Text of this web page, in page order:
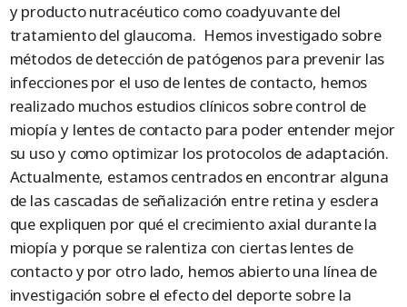
y producto nutracéutico como coadyuvante del
tratamiento del glaucoma. Hemos investigado sobre
métodos de detección de patógenos para prevenir las
infecciones por el uso de lentes de contacto, hemos
realizado muchos estudios clínicos sobre control de
miopía y lentes de contacto para poder entender mejor
su uso y como optimizar los protocolos de adaptación.
Actualmente, estamos centrados en encontrar alguna
de las cascadas de señalización entre retina y esclera
que expliquen por qué el crecimiento axial durante la
miopía y porque se ralentiza con ciertas lentes de
contacto y por otro lado, hemos abierto una línea de
investigación sobre el efecto del deporte sobre la